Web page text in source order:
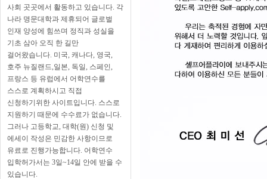
사회 곳곳에서 활동하고 있습니다. 각
나라 명문대학과 제휴되어 글로벌
인재 양성에 힘쓰며 정직과 성실을
기초 삼아 오직 한 길만
걸어왔습니다. 미국, 캐나다, 영국,
호주 뉴질랜드,일본, 독일, 스페인,
프랑스 등 유럽에서 어학연수를
스스로 계획하시고 직접
신청하기위한 사이트입니다. 스스로
지원하기 때문에 수수료가 없습니다.
그러나 고등학교, 대학(원) 신청 및
에세이 작성은 민감한 사항이므로
유료로 진행가능합니다. 어학연수
입학허가서는 3일~14일 안에 받을 수
있습니다.